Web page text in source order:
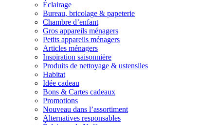
Éclairage
Bureau, bricolage & papeterie
Chambre d’enfant
Gros appareils ménagers
Petits appareils ménagers
Articles ménagers
Inspiration saisonnière
Produits de nettoyage & ustensiles
Habitat
Idée cadeau
Bons & Cartes cadeaux
Promotions
Nouveau dans l’assortiment
Alternatives responsables